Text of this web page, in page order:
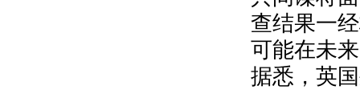
查结果一
可能在未
据悉，英